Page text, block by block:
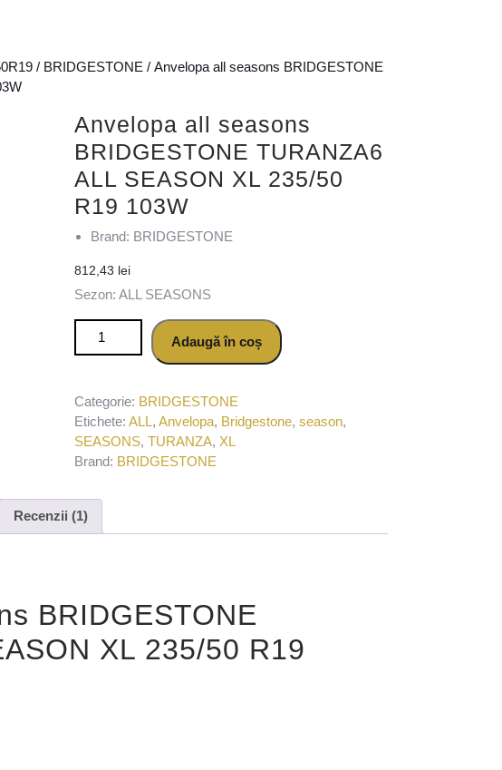
/ BRIDGESTONE / Anvelopa all seasons BRIDGESTONE
Anvelopa all seasons
BRIDGESTONE TURANZA6
ALL SEASON XL 235/50
R19 103W
Brand: BRIDGESTONE
812,43 lei
Sezon: ALL SEASONS
Cantitate Anvelopa all seasons BRIDGESTONE TURANZA6 ALL
Adaugă în coș
Categorie: BRIDGESTONE
Etichete:ALL,Anvelopa, Bridgestone,season,
SEASONS,TURANZA, XL
Brand: BRIDGESTONE
Recenzii (1)
BRIDGESTONE
XL 235/50 R19